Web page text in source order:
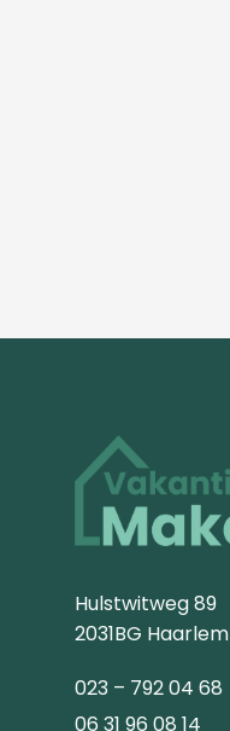
Hulstwitweg 89
2031BG Haarlem
023 – 792 04 68
06 31 96 08 14